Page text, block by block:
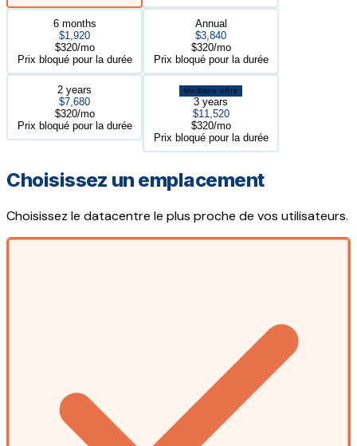
6 months
$1,920
$320/mo
Prix bloqué pour la durée
Annual
$3,840
$320/mo
Prix bloqué pour la durée
2 years
$7,680
$320/mo
Prix bloqué pour la durée
Meilleure offre
3 years
$11,520
$320/mo
Prix bloqué pour la durée
Choisissez un emplacement
Choisissez le datacentre le plus proche de vos utilisateurs.